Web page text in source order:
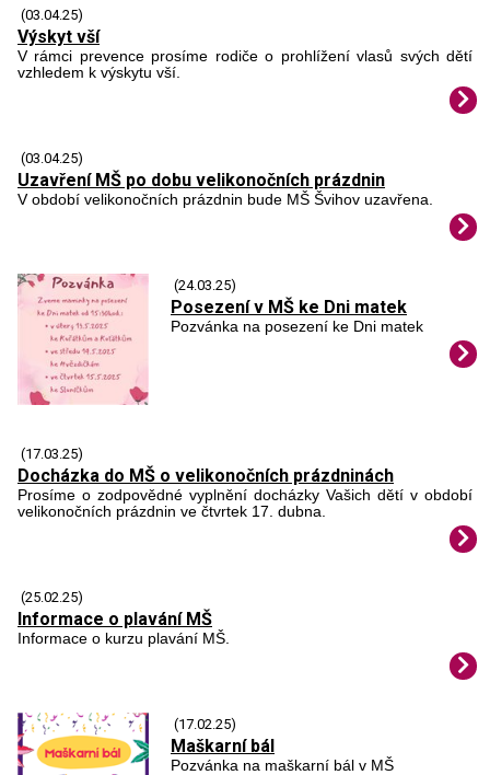
(03.04.25)
Výskyt vší
V rámci prevence prosíme rodiče o prohlížení vlasů svých dětí
vzhledem k výskytu vší.
(03.04.25)
Uzavření MŠ po dobu velikonočních prázdnin
V období velikonočních prázdnin bude MŠ Švihov uzavřena.
(24.03.25)
Posezení v MŠ ke Dni matek
Pozvánka na posezení ke Dni matek
(17.03.25)
Docházka do MŠ o velikonočních prázdninách
Prosíme o zodpovědné vyplnění docházky Vašich dětí v období
velikonočních prázdnin ve čtvrtek 17. dubna.
(25.02.25)
Informace o plavání MŠ
Informace o kurzu plavání MŠ.
(17.02.25)
Maškarní bál
Pozvánka na maškarní bál v MŠ